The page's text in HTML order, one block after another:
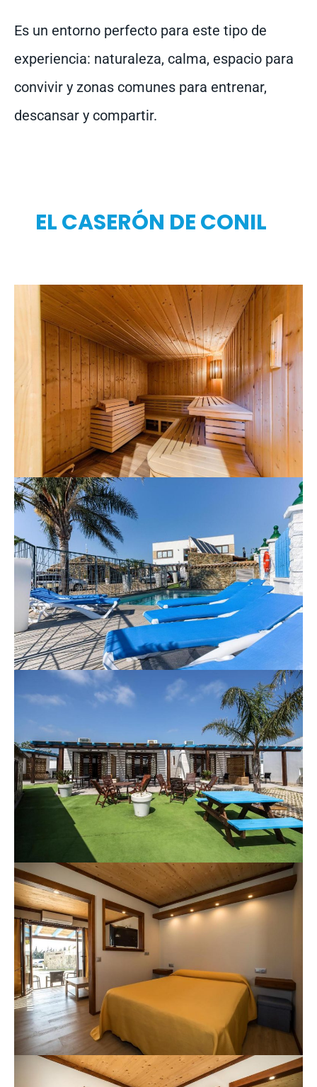
Es un entorno perfecto para este tipo de
experiencia: naturaleza, calma, espacio para
convivir y zonas comunes para entrenar,
descansar y compartir.
EL CASERÓN DE CONIL